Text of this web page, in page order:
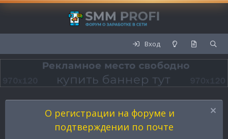
Вход
О регистрации на форуме и
подтверждении по почте